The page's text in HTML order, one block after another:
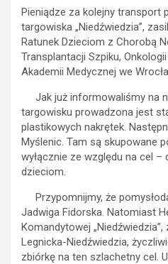
Pieniądze za kolejny transport
targowiska „Niedźwiedzia”,
Ratunek Dzieciom z Chorobą
Transplantacji Szpiku,
Akademii Medycznej we
Jak już informowaliśmy na
targowisku prowadzona jest
plastikowych nakrętek.
Myślenic. Tam są skupowane
wyłącznie ze względu na cel
dzieciom.
Przypomnijmy, że
Jadwiga Fidorska. Natomiast
Komandytowej
Legnicka-Niedźwiedzia,
zbiórkę na ten szlachetny cel.